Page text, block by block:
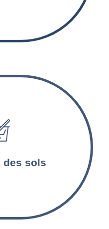
des sols
et les moquettes
en profondeur.